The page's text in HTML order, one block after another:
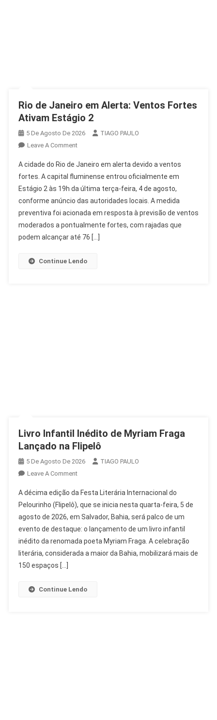
Rio de Janeiro em Alerta: Ventos Fortes
Ativam Estágio 2
5 De Agosto De 2026
TIAGO PAULO
Leave A CommentOn
De
Janeiro
Em
Alerta:
Ventos
Fortes
Ativam
A cidade do Rio de Janeiro em alerta devido a ventos
fortes. A capital fluminense entrou oficialmente em
Estágio 2 às 19h da última terça-feira, 4 de agosto,
conforme anúncio das autoridades locais. A medida
preventiva foi acionada em resposta à previsão de ventos
moderados a pontualmente fortes, com rajadas que
podem alcançar até 76 […]
Continue Lendo
Livro Infantil Inédito de Myriam Fraga
Lançado na Flipelô
5 De Agosto De 2026
TIAGO PAULO
Leave A CommentOn
Infantil
Inédito
De
Myriam
Fraga
Lançado
A décima edição da Festa Literária Internacional do
Pelourinho (Flipelô), que se inicia nesta quarta-feira, 5 de
agosto de 2026, em Salvador, Bahia, será palco de um
evento de destaque: o lançamento de um livro infantil
inédito da renomada poeta Myriam Fraga. A celebração
literária, considerada a maior da Bahia, mobilizará mais de
150 espaços […]
Continue Lendo